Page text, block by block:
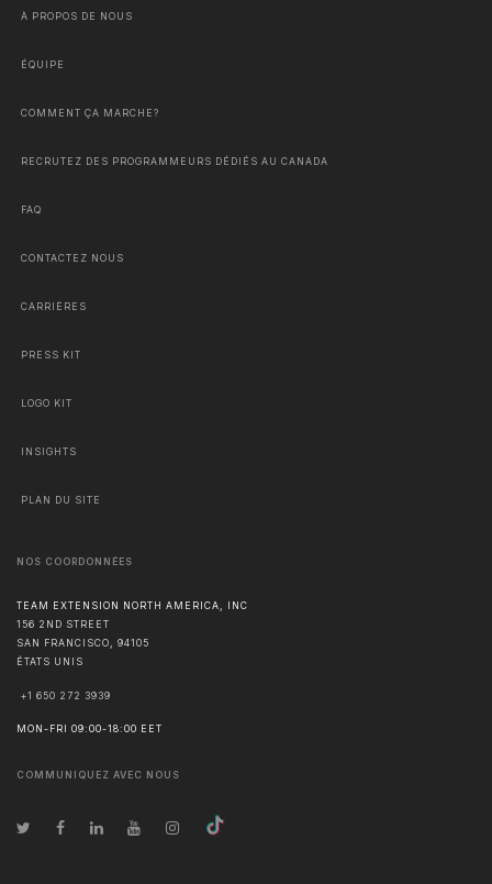
À PROPOS DE NOUS
ÉQUIPE
COMMENT ÇA MARCHE?
RECRUTEZ DES PROGRAMMEURS DÉDIÉS AU CANADA
FAQ
CONTACTEZ NOUS
CARRIÈRES
PRESS KIT
LOGO KIT
INSIGHTS
PLAN DU SITE
NOS COORDONNÉES
TEAM EXTENSION NORTH AMERICA, INC
156 2ND STREET
SAN FRANCISCO
94105
ÉTATS UNIS
+1 650 272 3939
MON-FRI 09:00-18:00 EET
COMMUNIQUEZ AVEC NOUS